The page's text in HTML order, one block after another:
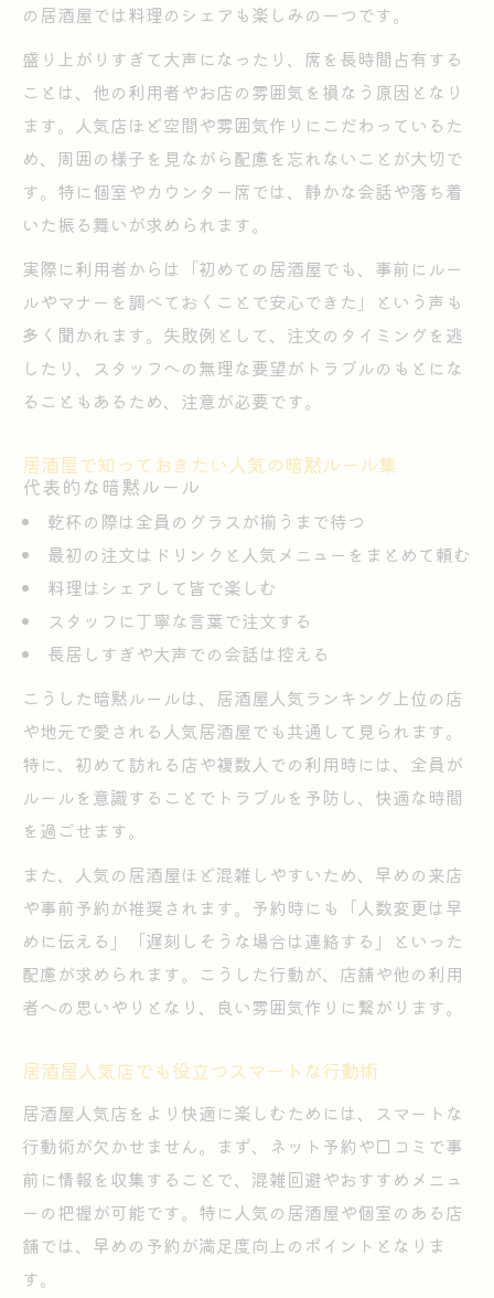
の居酒屋では料理のシェアも楽しみの一つです。
盛り上がりすぎて大声になったり、席を長時間占有する
ことは、他の利用者やお店の雰囲気を損なう原因となり
ます。人気店ほど空間や雰囲気作りにこだわっているた
め、周囲の様子を見ながら配慮を忘れないことが大切で
す。特に個室やカウンター席では、静かな会話や落ち着
いた振る舞いが求められます。
実際に利用者からは「初めての居酒屋でも、事前にルー
ルやマナーを調べておくことで安心できた」という声も
多く聞かれます。失敗例として、注文のタイミングを逃
したり、スタッフへの無理な要望がトラブルのもとにな
ることもあるため、注意が必要です。
居酒屋で知っておきたい人気の暗黙ルール集
代表的な暗黙ルール
乾杯の際は全員のグラスが揃うまで待つ
最初の注文はドリンクと人気メニューをまとめて頼む
料理はシェアして皆で楽しむ
スタッフに丁寧な言葉で注文する
長居しすぎや大声での会話は控える
こうした暗黙ルールは、居酒屋人気ランキング上位の店
や地元で愛される人気居酒屋でも共通して見られます。
特に、初めて訪れる店や複数人での利用時には、全員が
ルールを意識することでトラブルを予防し、快適な時間
を過ごせます。
また、人気の居酒屋ほど混雑しやすいため、早めの来店
や事前予約が推奨されます。予約時にも「人数変更は早
めに伝える」「遅刻しそうな場合は連絡する」といった
配慮が求められます。こうした行動が、店舗や他の利用
者への思いやりとなり、良い雰囲気作りに繋がります。
居酒屋人気店でも役立つスマートな行動術
居酒屋人気店をより快適に楽しむためには、スマートな
行動術が欠かせません。まず、ネット予約や口コミで事
前に情報を収集することで、混雑回避やおすすめメニュ
ーの把握が可能です。特に人気の居酒屋や個室のある店
舗では、早めの予約が満足度向上のポイントとなりま
す。